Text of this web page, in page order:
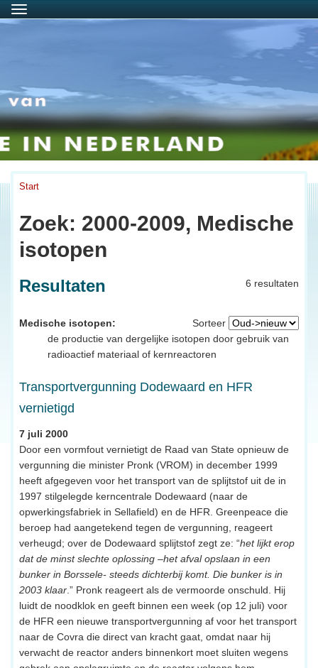
Menu
Start
Zoek: 2000-2009, Medische
isotopen
6 resultaten
Resultaten
Sorteer
Medische isotopen:
de productie van dergelijke isotopen door gebruik van
radioactief materiaal of kernreactoren
Transportvergunning Dodewaard en HFR
vernietigd
7 juli 2000
Door een vormfout vernietigt de Raad van State opnieuw de
vergunning die minister Pronk (VROM) in december 1999
heeft afgegeven voor het transport van de splijtstof uit de in
1997 stilgelegde kerncentrale Dodewaard (naar de
opwerkingsfabriek in Sellafield) en de HFR. Greenpeace die
beroep had aangetekend tegen de vergunning, reageert
verheugd; over de Dodewaard splijtstof zegt ze: “het lijkt erop
dat de minst slechte oplossing –het afval opslaan in een
bunker in Borssele- steeds dichterbij komt. Die bunker is in
2003 klaar .” Pronk reageert als de vermoorde onschuld. Hij
luidt de noodklok en geeft binnen een week (op 12 juli) voor
de HFR een nieuwe transportvergunning af voor het transport
naar de Covra die direct van kracht gaat, omdat naar hij
verwacht de reactor anders binnenkort moet sluiten wegens